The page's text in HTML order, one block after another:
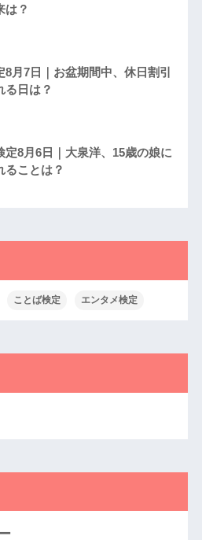
は？
8月7日｜お盆期間中、休日割引
る日は？
定8月6日｜大泉洋、15歳の娘に
ることは？
ことば検定 エンタメ検定